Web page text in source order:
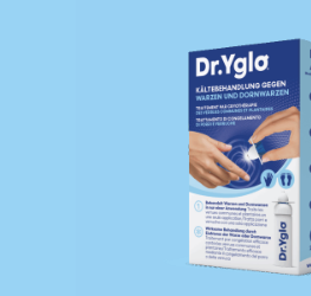
United Kingdom (English)
United States (English)